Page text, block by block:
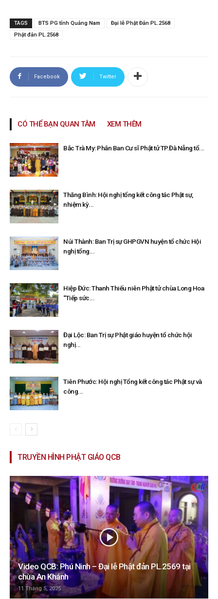
TAGS BTS PG tỉnh Quảng Nam
Đại lễ Phật Đản PL.2568
Phật đản PL.2568
Facebook Twitter
CÓ THỂ BẠN QUAN TÂM XEM THÊM
Bắc Trà My: Phân Ban Cư sĩ Phật tử TP.Đà Nẵng tổ...
Thăng Bình: Hội nghị tổng kết công tác Phật sự,
nhiệm kỳ...
Núi Thành: Ban Trị sự GHPGVN huyện tổ chức Hội
nghị tổng...
Hiệp Đức: Thanh Thiếu niên Phật tử chùa Long Hoa
“Tiếp sức...
Đại Lộc: Ban Trị sự Phật giáo huyện tổ chức hội
nghị...
Tiên Phước: Hội nghị Tổng kết công tác Phật sự và
công...
TRUYỀN HÌNH PHẬT GIÁO QCB
Video QCB: Phú Ninh – Đại lễ Phật đản PL.2569 tại
chùa An Khánh
11 Tháng 5, 2025